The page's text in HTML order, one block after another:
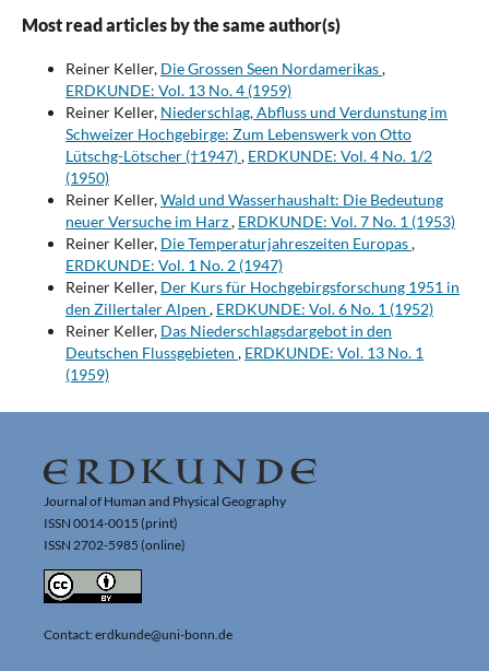
Most read articles by the same author(s)
Reiner Keller, Die Grossen Seen Nordamerikas,
ERDKUNDE: Vol. 13 No. 4 (1959)
Reiner Keller, Niederschlag, Abfluss und Verdunstung im
Schweizer Hochgebirge: Zum Lebenswerk von Otto
Lütschg-Lötscher (†1947), ERDKUNDE: Vol. 4 No. 1/2
(1950)
Reiner Keller,Wald und Wasserhaushalt: Die Bedeutung
neuer Versuche im Harz, ERDKUNDE: Vol. 7 No. 1 (1953)
Reiner Keller, Die Temperaturjahreszeiten Europas,
ERDKUNDE: Vol. 1 No. 2 (1947)
Reiner Keller, Der Kurs für Hochgebirgsforschung 1951 in
den Zillertaler Alpen , ERDKUNDE: Vol. 6 No. 1 (1952)
Reiner Keller, Das Niederschlagsdargebot in den
Deutschen Flussgebieten , ERDKUNDE: Vol. 13 No. 1
(1959)
Journal of Human and Physical Geography
ISSN 0014-0015 (print)
ISSN 2702-5985 (online)
Contact: erdkunde@uni-bonn.de